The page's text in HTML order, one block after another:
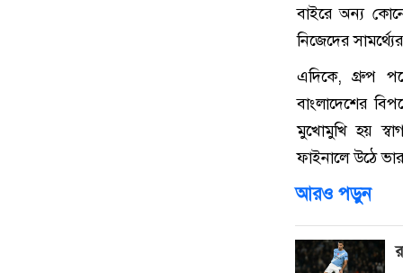
বাইরে অন্য
নিজেদের
এদিকে, গ্রুপ
বাংলাদেশের
মুখোমুখি হয়
ফাইনালে উঠে
আরও পড়ুন